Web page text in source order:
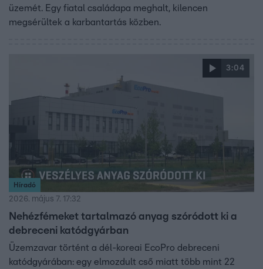
üzemét. Egy fiatal családapa meghalt, kilencen
megsérültek a karbantartás közben.
3:04
Híradó
2026. május 7. 17:32
Nehézfémeket tartalmazó anyag szóródott ki a
debreceni katódgyárban
Üzemzavar történt a dél-koreai EcoPro debreceni
katódgyárában: egy elmozdult cső miatt több mint 22